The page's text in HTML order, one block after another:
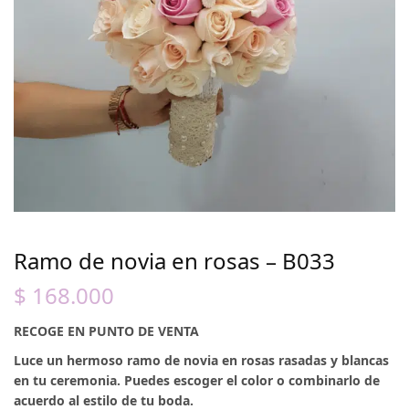
Ramo de novia en rosas – B033
$ 168.000
RECOGE EN PUNTO DE VENTA
Luce un hermoso ramo de novia en rosas rasadas y blancas
en tu ceremonia. Puedes escoger el color o combinarlo de
acuerdo al estilo de tu boda.